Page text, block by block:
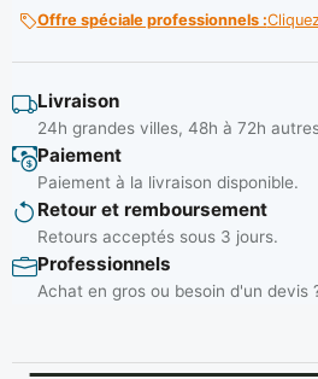
Offre spéciale professionnels :
Livraison
24h grandes villes, 48h à 72h
Paiement
Paiement à la livraison disponible.
Retour et remboursement
Retours acceptés sous 3 jours.
Professionnels
Achat en gros ou besoin d'un devis